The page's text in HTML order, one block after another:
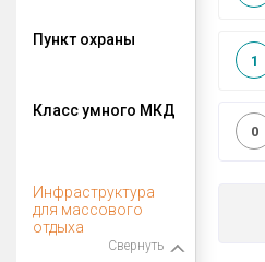
Пункт охраны
1
Класс умного МКД
0
Инфраструктура
для массового
отдыха
Свернуть